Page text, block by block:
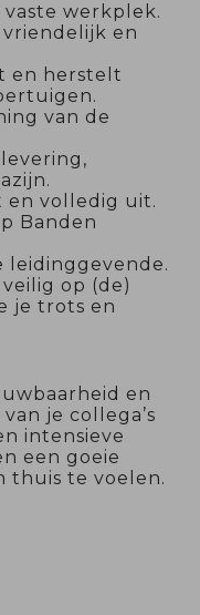
werkplek.
en
en herstelt
van de
en volledig uit.
Banden
leidinggevende.
op (de)
je trots en
en
je collega’s
intensieve
een goeie
thuis te voelen.